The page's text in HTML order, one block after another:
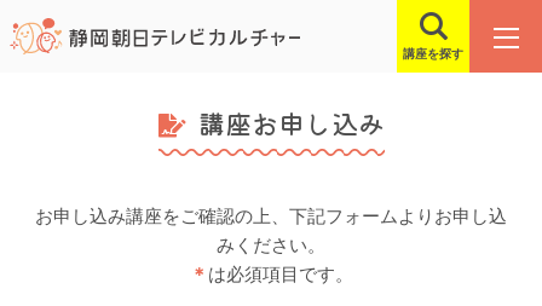
講座を探す
講座お申し込み
お申し込み講座をご確認の上、下記フォームよりお申し込
みください。
＊ は必須項目です。